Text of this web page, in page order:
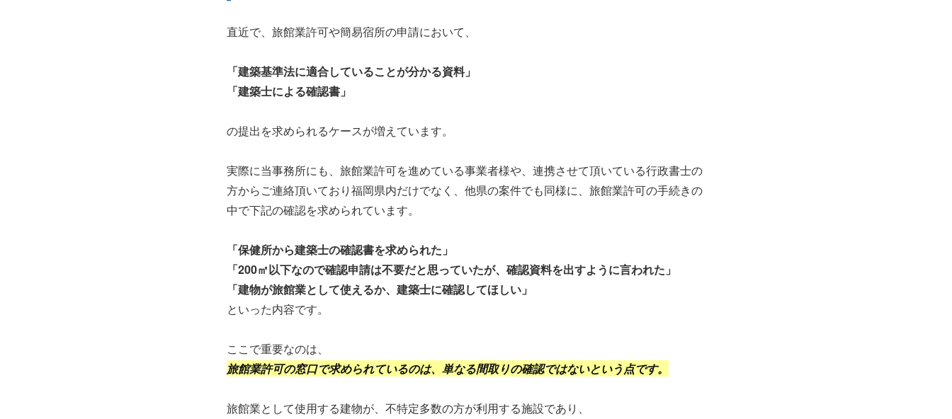
直近で、旅館業許可や簡易宿所の申請において、
「建築基準法に適合していることが分かる資料」
「建築士による確認書」
の提出を求められるケースが増えています。
実際に当事務所にも、旅館業許可を進めている事業者様や、連携させて頂いている行政書士の
方からご連絡頂いており福岡県内だけでなく、他県の案件でも同様に、旅館業許可の手続きの
中で下記の確認を求められています。
「保健所から建築士の確認書を求められた」
「200㎡以下なので確認申請は不要だと思っていたが、確認資料を出すように言われた」
「建物が旅館業として使えるか、建築士に確認してほしい」
といった内容です。
ここで重要なのは、
旅館業許可の窓口で求められているのは、単なる間取りの確認ではないという点です。
旅館業として使用する建物が、不特定多数の方が利用する施設であり、